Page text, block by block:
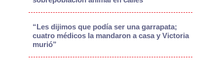
“Les dijimos que podía ser una garrapata;
cuatro médicos la mandaron a casa y Victoria
murió”